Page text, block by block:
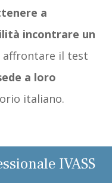
a
incontrare un
il test
a loro
italiano.
IVASS